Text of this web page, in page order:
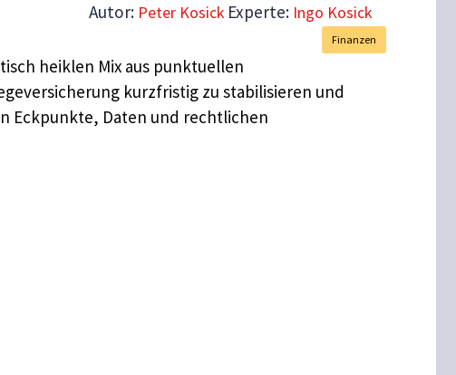
Autor: Peter Kosick Experte: Ingo Kosick
Finanzen
heiklen Mix aus punktuellen
kurzfristig zu stabilisieren und
Eckpunkte, Daten und rechtlichen